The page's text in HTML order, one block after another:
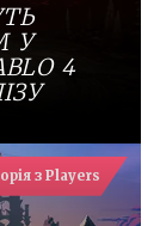
У
4
з Players